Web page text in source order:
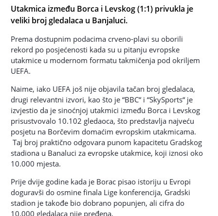
Utakmica između Borca i Levskog (1:1) privukla je
veliki broj gledalaca u Banjaluci.
Prema dostupnim podacima crveno-plavi su oborili
rekord po posjećenosti kada su u pitanju evropske
utakmice u modernom formatu takmičenja pod okriljem
UEFA.
Naime, iako UEFA još nije objavila tačan broj gledalaca,
drugi relevantni izvori, kao što je “BBC“ i “SkySports“ je
izvjestio da je sinoćnjoj utakmici između Borca i Levskog
prisustvovalo 10.102 gledaoca, što predstavlja najveću
posjetu na Borčevim domaćim evropskim utakmicama.
Taj broj praktično odgovara punom kapacitetu Gradskog
stadiona u Banaluci za evropske utakmice, koji iznosi oko
10.000 mjesta.
Prije dvije godine kada je Borac pisao istoriju u Evropi
doguravši do osmine finala Lige konferencija, Gradski
stadion je takođe bio dobrano popunjen, ali cifra do
10.000 gledalaca nije pređena.